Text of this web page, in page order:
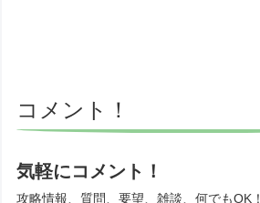
コメント！
気軽にコメント！
攻略情報、質問、要望、雑談、何でもOK！